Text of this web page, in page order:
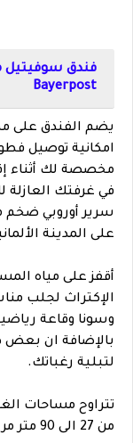
Bayerpost
يضم الفندق على
امكانية توصيل
مخصصة لك أثناء
في غرفتك
سرير أوروبي ضخم
على المدينة
أقفز على مياه
الإكتراث لجلب
وسونا وقاعة
بالإضافة ان بعض
لتبلية رغباتك.
تتراوح مساحات
من 27 الى 90 متر مربع،